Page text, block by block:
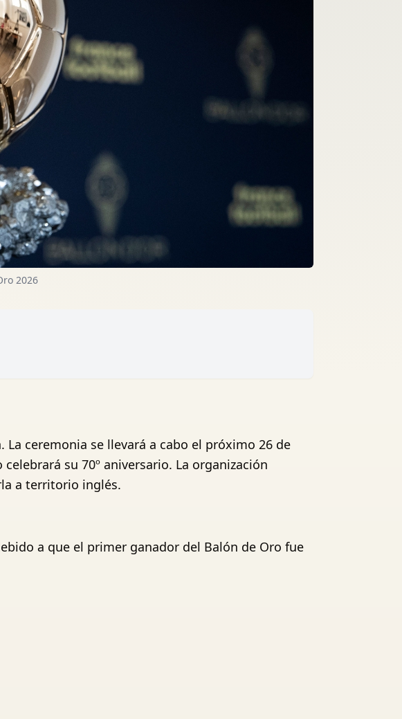
2026
ceremonia se llevará a cabo el próximo 26 de
su 70º aniversario. La organización
a territorio inglés.
a que el primer ganador del Balón de Oro fue